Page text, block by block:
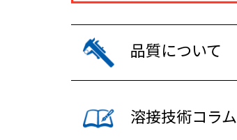
品質について
溶接技術コラム